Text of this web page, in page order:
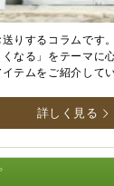
りするコラムです。
くなる」をテーマに
テムをご紹介して
詳しく見る